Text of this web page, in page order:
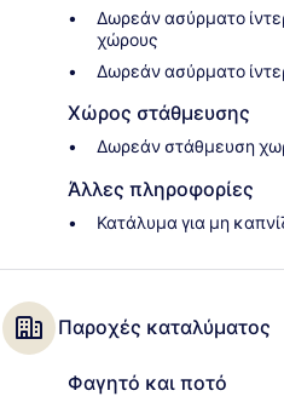
Δωρεάν ασύρματο
χώρους
Δωρεάν ασύρματο
Χώρος στάθμευσης
Δωρεάν στάθμευση
Άλλες πληροφορίες
Κατάλυμα για μη
Παροχές καταλύματος
Φαγητό και ποτό